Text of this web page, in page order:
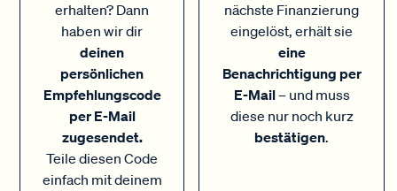
erhalten? Dann
haben wir dir
deinen
persönlichen
Empfehlungscode
per E-Mail
zugesendet.
Teile diesen Code
einfach mit deinem
nächste Finanzierung
eingelöst, erhält sie
eine
Benachrichtigung per
E-Mail– und muss
diese nur noch kurz
bestätigen.